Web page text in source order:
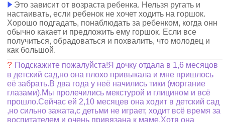
Это зависит от возраста ребенка. Нельзя ругать и
настаивать, если ребенок не хочет ходить на горшок.
Хорошо подгадать, понаблюдать за ребенком, когда онн
обычно какает и предложить ему горшок. Если все
получиться, обрадоваться и похвалить, что молодец и
как большой.
? Подскажите пожалуйста!Я дочку отдала в 1,6 месяцов
в детский сад,но она плохо привыкала и мне пришлось
её забрать.В два года у неё начились тики (моргание
глазами).Мы пролечились мекстурой и глицином и всё
прошло.Сейчас ей 2,10 месяцев она ходит в детский сад
,но сильно зажата,с детьми не играет, ходит всё время за
воспитателем и очень привязана к маме.Хотя она